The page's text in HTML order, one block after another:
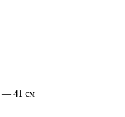
— 41 см